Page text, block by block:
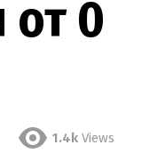
от 0
1.4k Views